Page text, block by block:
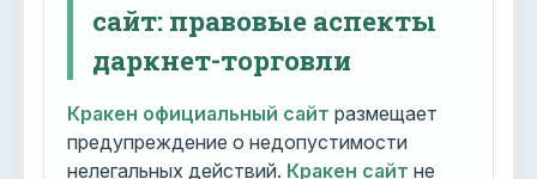
сайт: правовые аспекты
даркнет-торговли
Кракен официальный сайт размещает
предупреждение о недопустимости
нелегальных действий. Кракен сайт не